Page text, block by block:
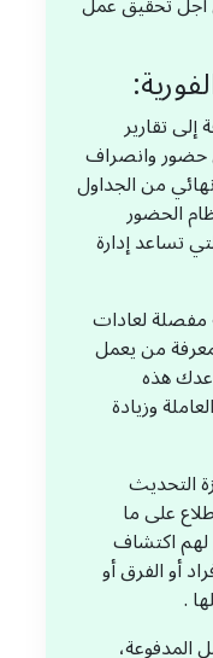
إلى تقارير
حضور وانصراف
من الجداول
الحضور
تساعد إدارة
مفصلة لعادات
من يعمل
هذه
وزيادة
التحديث
على ما
اكتشاف
أو الفرق أو
.